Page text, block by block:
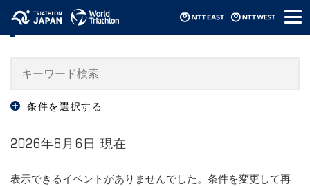
メ
ニ
大会・イベント情報 / Events
条件を選択する
2026年8月6日 現在
表示できるイベントがありませんでした。条件を変更して再